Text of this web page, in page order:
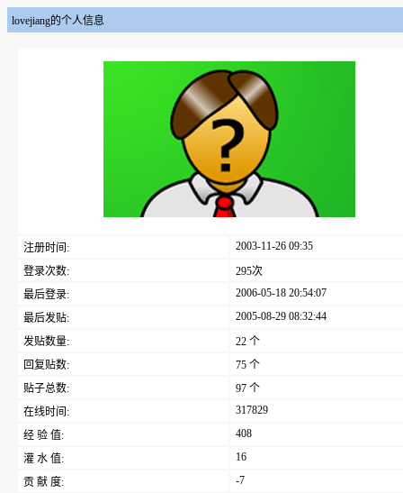
lovejiang的个人信息
注册时间:
2003-11-26 09:35
登录次数:
295次
最后登录:
2006-05-18 20:54:07
最后发贴:
2005-08-29 08:32:44
发贴数量:
22 个
回复贴数:
75 个
贴子总数:
97 个
在线时间:
317829
经 验 值:
408
灌 水 值:
16
贡 献 度:
-7